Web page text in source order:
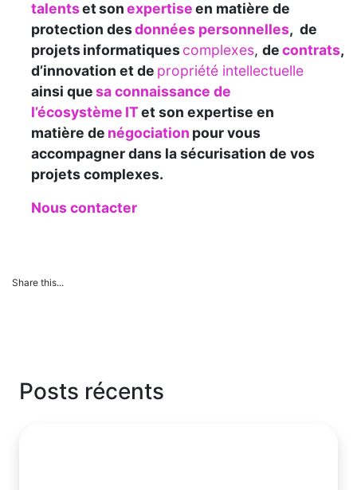
talentset sonexpertiseen matière de
protection desdonnées personnelles, de
projets informatiquescomplexes, decontrats,
d’innovation et de propriété intellectuelle
ainsi quesa connaissance de
l’écosystème ITet son expertise en
matière de négociation pour vous
accompagner dans la sécurisation de vos
projets complexes.
Nous contacter
Share this...
Posts récents